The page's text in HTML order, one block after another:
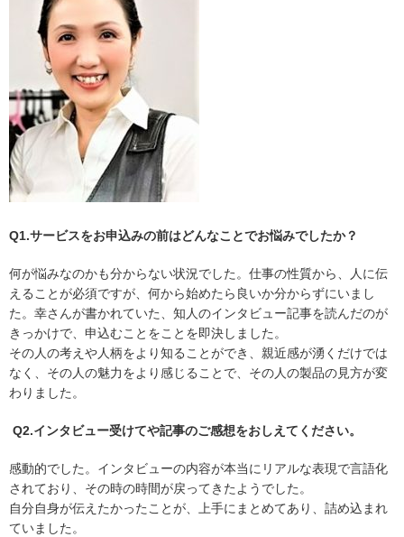
Q1.サービスをお申込みの前はどんなことでお悩みでしたか？
何が悩みなのかも分からない状況でした。仕事の性質から、人に伝
えることが必須ですが、何から始めたら良いか分からずにいまし
た。幸さんが書かれていた、知人のインタビュー記事を読んだのが
きっかけで、申込むことをことを即決しました。
その人の考えや人柄をより知ることができ、親近感が湧くだけでは
なく、その人の魅力をより感じることで、その人の製品の見方が変
わりました。
Q2.インタビュー受けてや記事のご感想をおしえてください。
感動的でした。インタビューの内容が本当にリアルな表現で言語化
されており、その時の時間が戻ってきたようでした。
自分自身が伝えたかったことが、上手にまとめてあり、詰め込まれ
ていました。